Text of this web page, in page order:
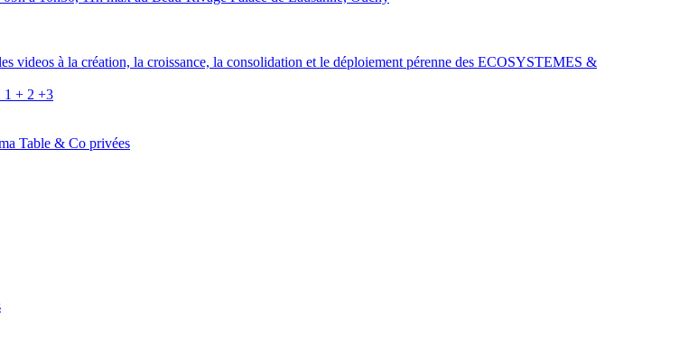
à la création, la croissance, la consolidation et le déploiement pérenne des ECOSYSTEMES &
1 + 2 +3
Table & Co privées